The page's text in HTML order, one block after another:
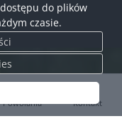
Powołania Kontakt
do plików
czasie.